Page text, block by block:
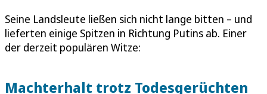
Seine Landsleute ließen sich nicht lange bitten – und
lieferten einige Spitzen in Richtung Putins ab. Einer
der derzeit populären Witze:
Machterhalt trotz Todesgerüchten